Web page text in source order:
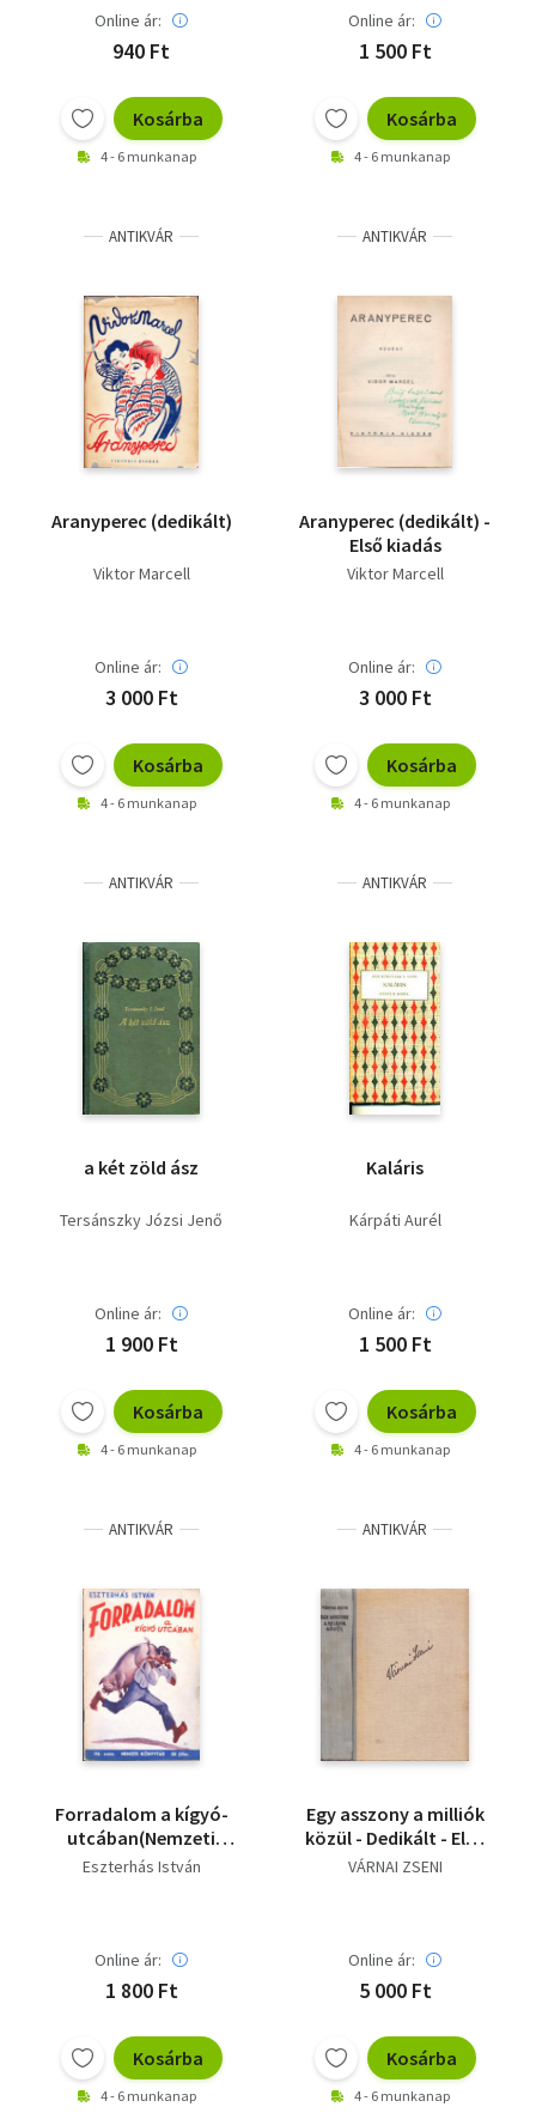
Online ár:
940 Ft
Kosárba
4 - 6 munkanap
Online ár:
1 500 Ft
Kosárba
4 - 6 munkanap
ANTIKVÁR
Aranyperec (dedikált)
Viktor Marcell
Online ár:
3 000 Ft
Kosárba
4 - 6 munkanap
ANTIKVÁR
Aranyperec (dedikált) -
Első kiadás
Viktor Marcell
Online ár:
3 000 Ft
Kosárba
4 - 6 munkanap
ANTIKVÁR
a két zöld ász
Tersánszky Józsi Jenő
Online ár:
1 900 Ft
Kosárba
4 - 6 munkanap
ANTIKVÁR
Kaláris
Kárpáti Aurél
Online ár:
1 500 Ft
Kosárba
4 - 6 munkanap
ANTIKVÁR
Forradalom a kígyó-
utcában(Nemzeti
könyvtár 116.sz.)
Eszterhás István
Online ár:
1 800 Ft
Kosárba
4 - 6 munkanap
ANTIKVÁR
Egy asszony a milliók
közül - Dedikált - Első
kiadás
VÁRNAI ZSENI
Online ár:
5 000 Ft
Kosárba
4 - 6 munkanap